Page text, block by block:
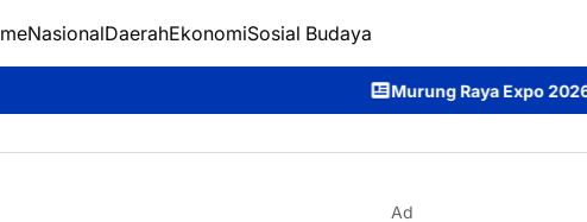
NasionalDaerahEkonomiSosial Budaya
Murung Raya Expo 2026 Resmi Dibuka,
Ad